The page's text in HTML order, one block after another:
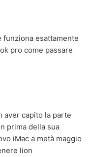
funziona esattamente
pro come passare
aver capito la parte
prima della sua
iMac a metà maggio
lion